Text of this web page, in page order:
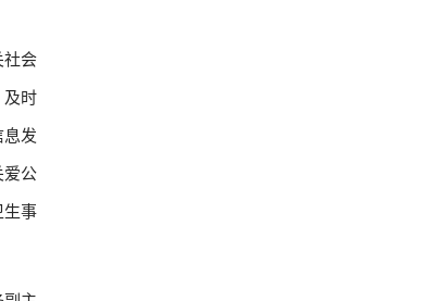
会
及时
发
爱公
生事